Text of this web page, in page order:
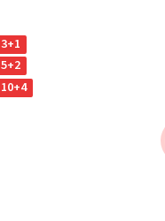
3+1
5+2
10+4